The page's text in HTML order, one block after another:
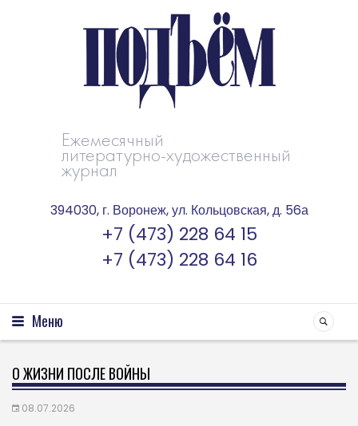
Ежемесячный
литературно-художественный
журнал
394030, г. Воронеж, ул. Кольцовская, д. 56а
+7 (473) 228 64 15
+7 (473) 228 64 16
Меню
О ЖИЗНИ ПОСЛЕ ВОЙНЫ
08.07.2026